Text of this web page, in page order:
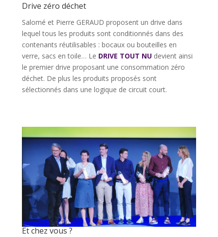
Drive zéro déchet
Salomé et Pierre GERAUD proposent un drive dans
lequel tous les produits sont conditionnés dans des
contenants réutilisables : bocaux ou bouteilles en
verre, sacs en toile… Le DRIVE TOUT NUdevient ainsi
le premier drive proposant une consommation zéro
déchet. De plus les produits proposés sont
sélectionnés dans une logique de circuit court.
Et chez vous ?